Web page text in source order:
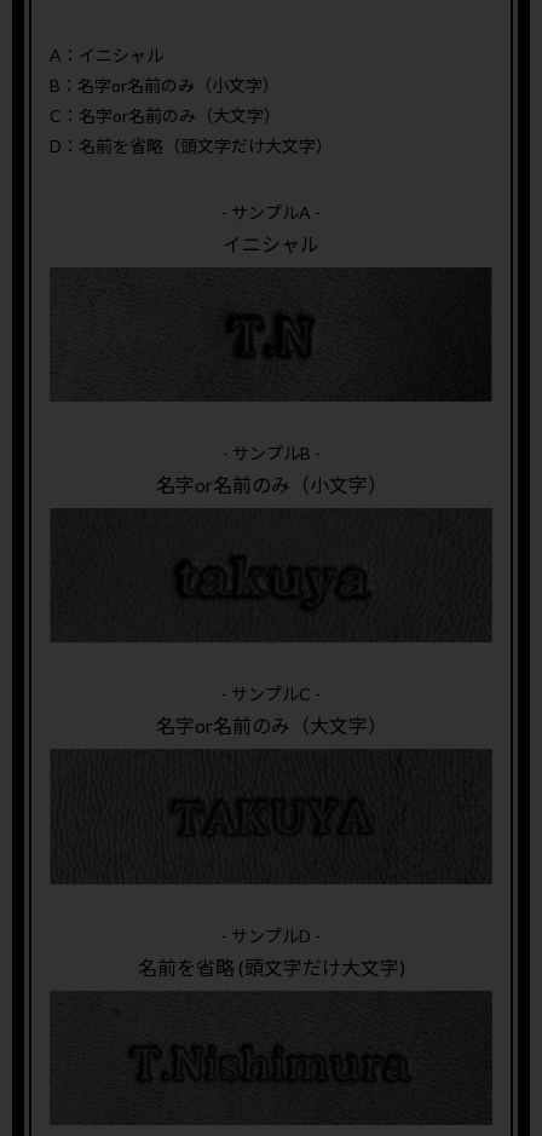
A：イニシャル
B：名字or名前のみ（小文字）
C：名字or名前のみ（大文字）
D：名前を省略（頭文字だけ大文字）
- サンプルA -
イニシャル
- サンプルB -
名字or名前のみ（小文字）
- サンプルC -
名字or名前のみ（大文字）
- サンプルD -
名前を省略 (頭文字だけ大文字)